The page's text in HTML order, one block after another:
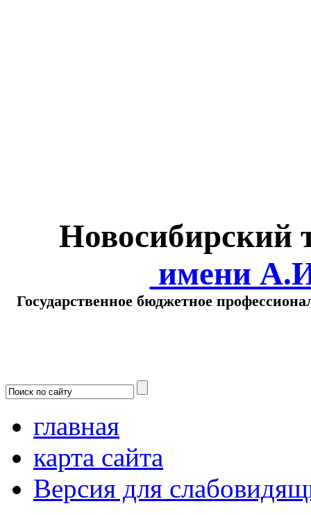
Новосибирский
имени
Государственное бюджетное
главная
карта сайта
Версия для